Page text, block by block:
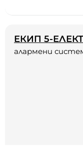
ЕКИП 5-
алармени